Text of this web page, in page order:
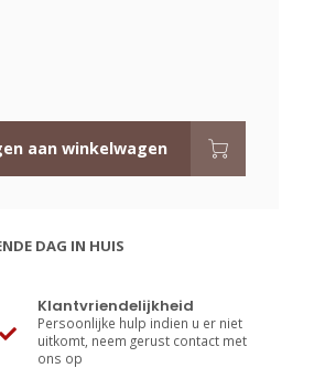
aan winkelwagen
DAG IN HUIS
Klantvriendelijkheid
Persoonlijke hulp indien u er niet
uitkomt, neem gerust contact met
ons op